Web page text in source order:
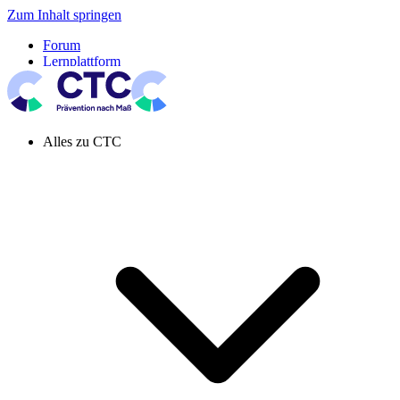
Zum Inhalt springen
Forum
Lernplattform
Pressespiegel
Newsletter
Systemeinstellung aktiv
Alles zu CTC